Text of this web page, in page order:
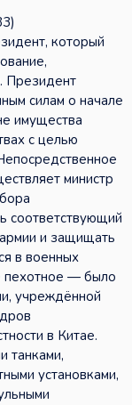
который
Президент
силам о начале
имущества
с целью
министр
соответствующий
и защищать
в военных
пехотное — было
учреждённой
в Китае.
танками,
установками,